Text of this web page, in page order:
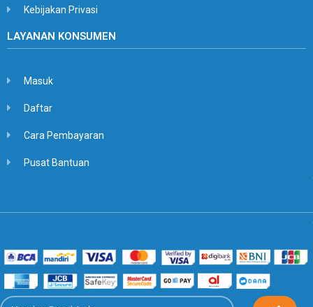
Kebijakan Privasi
LAYANAN KONSUMEN
Masuk
Daftar
Cara Pembayaran
Pusat Bantuan